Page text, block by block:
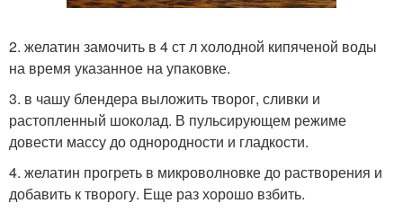
2. желатин замочить в 4 ст л холодной кипяченой воды
на время указанное на упаковке.
3. в чашу блендера выложить творог, сливки и
растопленный шоколад. В пульсирующем режиме
довести массу до однородности и гладкости.
4. желатин прогреть в микроволновке до растворения и
добавить к творогу. Еще раз хорошо взбить.